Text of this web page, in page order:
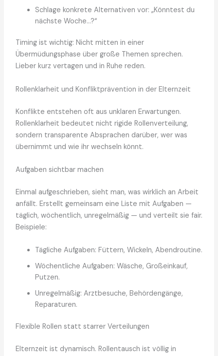
Schlage konkrete Alternativen vor: „Könntest du
nächste Woche…?“
Timing ist wichtig: Nicht mitten in einer
Übermüdungsphase über große Themen sprechen.
Lieber kurz vertagen und in Ruhe reden.
Rollenklarheit und Konfliktprävention in der Elternzeit
Konflikte entstehen oft aus unklaren Erwartungen.
Rollenklarheit bedeutet nicht rigide Rollenverteilung,
sondern transparente Absprachen darüber, wer was
übernimmt und wie ihr wechseln könnt.
Aufgaben sichtbar machen
Einmal aufgeschrieben, sieht man, was wirklich an Arbeit
anfällt. Erstellt gemeinsam eine Liste mit Aufgaben —
täglich, wöchentlich, unregelmäßig — und verteilt sie fair.
Beispiele:
Tägliche Aufgaben: Füttern, Wickeln, Abendroutine.
Wöchentliche Aufgaben: Wäsche, Großeinkauf,
Putzen.
Unregelmäßig: Arztbesuche, Behördengänge,
Reparaturen.
Flexible Rollen statt starrer Verteilungen
Elternzeit ist dynamisch. Rollentausch ist völlig in